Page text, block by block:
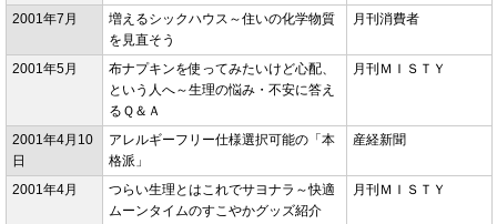
2001年7月
増えるシックハウス～住いの化学物質
を見直そう
月刊消費者
2001年5月
布ナプキンを使ってみたいけど心配、
という人へ～生理の悩み・不安に答え
るＱ＆Ａ
月刊ＭＩＳＴＹ
2001年4月10
日
アレルギーフリー仕様選択可能の「本
格派」
産経新聞
2001年4月
つらい生理とはこれでサヨナラ～快適
ムーンタイムのすこやかグッズ紹介
月刊ＭＩＳＴＹ